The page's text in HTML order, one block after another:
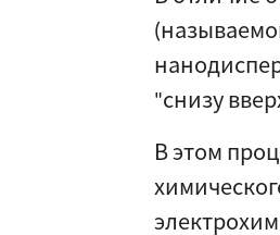
"снизу
В этом